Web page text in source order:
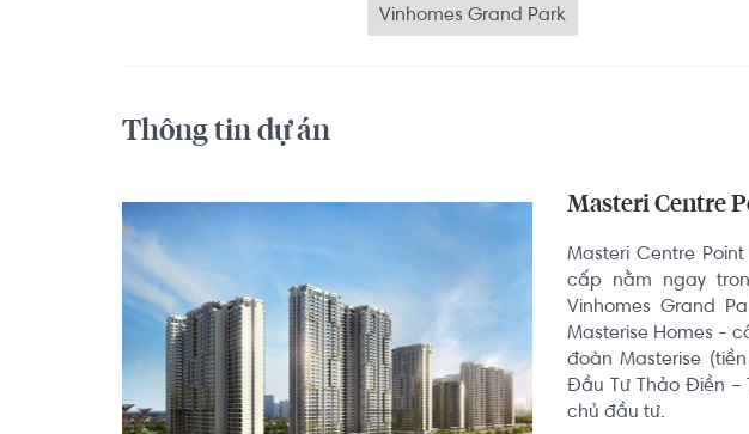
Vinhomes Grand Park
Thông tin dự án
Masteri Centre
Masteri Centre
cấp nằm ngay
Vinhomes Grand
Masterise Homes -
đoàn Masterise
Đầu Tư Thảo Điền –
chủ đầu tư.